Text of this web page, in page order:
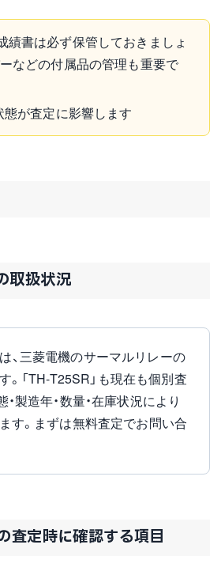
績書は必ず保管しておきましょ
ーなどの付属品の管理も重要で
態が査定に影響します
取扱状況
、三菱電機のサーマルリレーの
。「TH-T25SR」も現在も個別査
製造年・数量・在庫状況により
す。まずは無料査定でお問い合
査定時に確認する項目